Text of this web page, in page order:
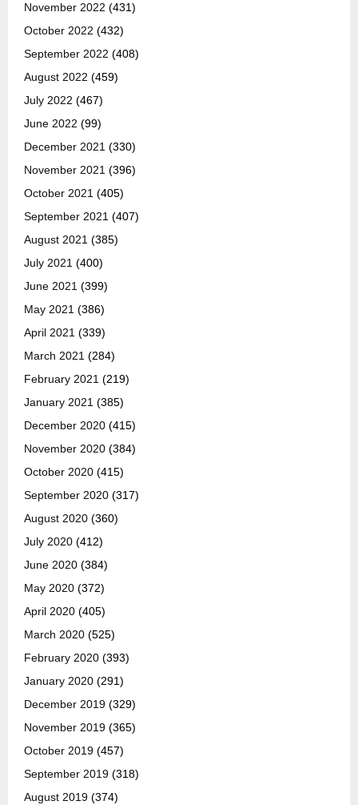
November 2022 (431)
October 2022 (432)
September 2022 (408)
August 2022 (459)
July 2022 (467)
June 2022 (99)
December 2021 (330)
November 2021 (396)
October 2021 (405)
September 2021 (407)
August 2021 (385)
July 2021 (400)
June 2021 (399)
May 2021 (386)
April 2021 (339)
March 2021 (284)
February 2021 (219)
January 2021 (385)
December 2020 (415)
November 2020 (384)
October 2020 (415)
September 2020 (317)
August 2020 (360)
July 2020 (412)
June 2020 (384)
May 2020 (372)
April 2020 (405)
March 2020 (525)
February 2020 (393)
January 2020 (291)
December 2019 (329)
November 2019 (365)
October 2019 (457)
September 2019 (318)
August 2019 (374)